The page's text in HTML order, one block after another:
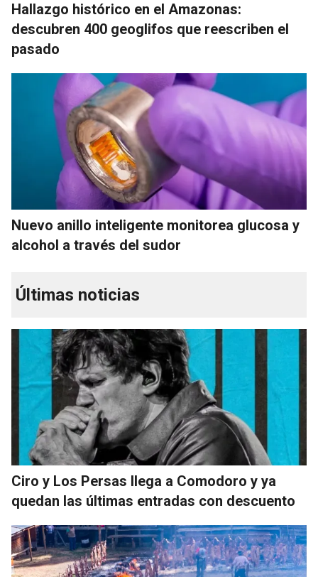
Hallazgo histórico en el Amazonas:
descubren 400 geoglifos que reescriben el
pasado
Nuevo anillo inteligente monitorea glucosa y
alcohol a través del sudor
Últimas noticias
Ciro y Los Persas llega a Comodoro y ya
quedan las últimas entradas con descuento